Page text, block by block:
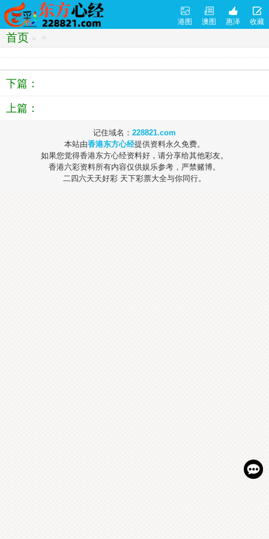
港图 澳图 惠泽 收藏
首页 > >
下篇：
上篇：
记住域名： 228821.com
本站由香港东方心经提供资料永久免费。
如果您觉得香港东方心经资料好，请分享给其他彩友。
香港六彩资料所有内容仅供娱乐参考，严禁赌博。
二四六天天好彩 天下彩票大全与你同行。